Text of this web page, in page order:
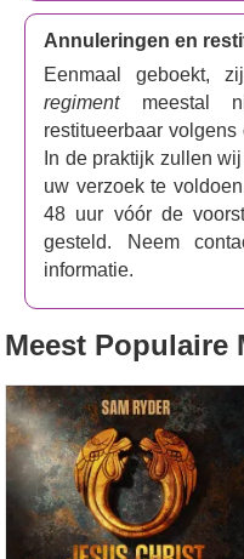
Annuleringen en
Eenmaal geboekt,
regimentmeestal
restitueerbaar
In de praktijk zullen
uw verzoek te
48 uur vóór de
gesteld. Neem
informatie.
Meest Populaire
Jesus Christ Superstar
(London Palladium)